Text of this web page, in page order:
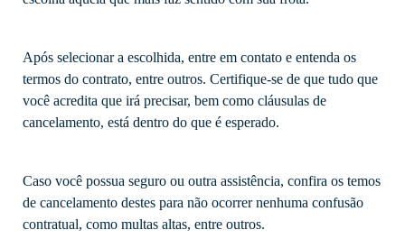
Após selecionar a escolhida, entre em contato e entenda os
termos do contrato, entre outros. Certifique-se de que tudo que
você acredita que irá precisar, bem como cláusulas de
cancelamento, está dentro do que é esperado.
Caso você possua seguro ou outra assistência, confira os temos
de cancelamento destes para não ocorrer nenhuma confusão
contratual, como multas altas, entre outros.